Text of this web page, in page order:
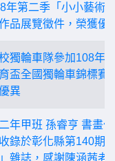
年第二季「小小藝術
品展覽徵件，榮獲優
獨輪車隊參加108年
盃全國獨輪車錦標賽
異
年甲班 孫睿亨 書畫
錄於彰化縣第140期
雜誌，感謝陳涵茜老